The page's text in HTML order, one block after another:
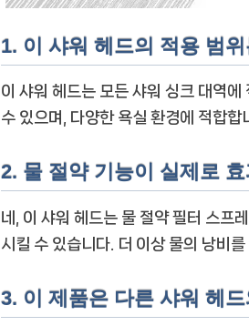
1. 이 샤워 헤드의 적용 범
이 샤워 헤드는 모든 샤워 싱크 대역
수 있으며, 다양한 욕실 환경에 적합합
2. 물 절약 기능이 실제로
네, 이 샤워 헤드는 물 절약 필터 스프
시킬 수 있습니다. 더 이상 물의 낭비
3. 이 제품은 다른 샤워 헤